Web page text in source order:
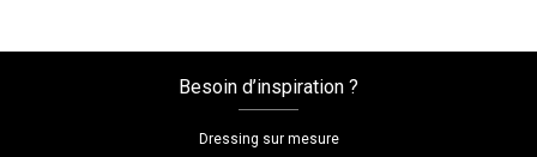
Besoin d’inspiration ?
Dressing sur mesure